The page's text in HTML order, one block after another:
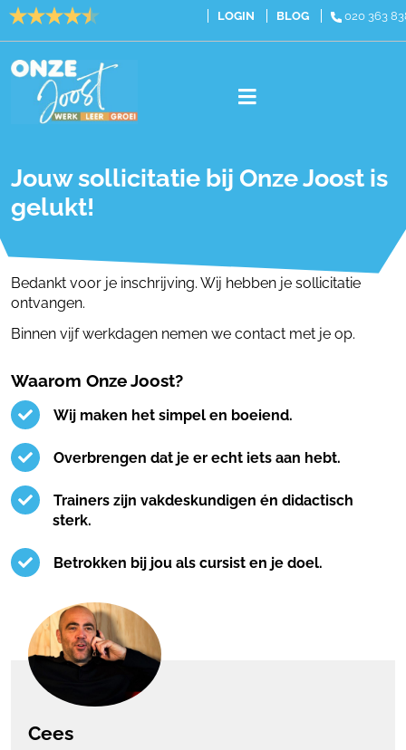
LOGIN BLOG 020 363
Cursussen
Traineeships
Over ons
Contact
Jouw sollicitatie bij Onze Joost is
gelukt!
Bedankt voor je inschrijving. Wij hebben je sollicitatie
ontvangen.
Binnen vijf werkdagen nemen we contact met je op.
Waarom Onze Joost?
Wij maken het simpel en boeiend.
Overbrengen dat je er echt iets aan hebt.
Trainers zijn vakdeskundigen én didactisch
sterk.
Betrokken bij jou als cursist en je doel.
Cees